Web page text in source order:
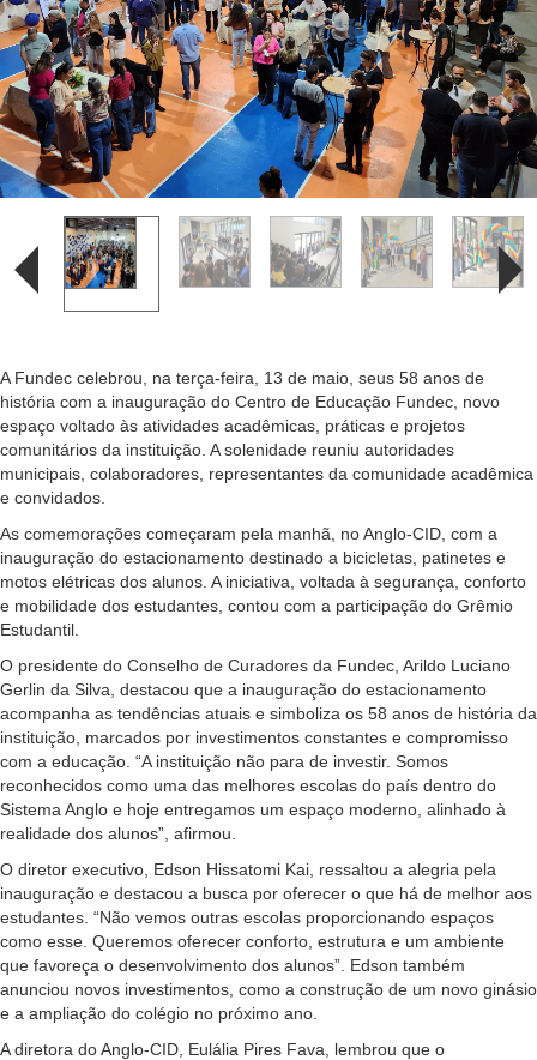
A Fundec celebrou, na terça-feira, 13 de maio, seus 58 anos de
história com a inauguração do Centro de Educação Fundec, novo
espaço voltado às atividades acadêmicas, práticas e projetos
comunitários da instituição. A solenidade reuniu autoridades
municipais, colaboradores, representantes da comunidade acadêmica
e convidados.
As comemorações começaram pela manhã, no Anglo-CID, com a
inauguração do estacionamento destinado a bicicletas, patinetes e
motos elétricas dos alunos. A iniciativa, voltada à segurança, conforto
e mobilidade dos estudantes, contou com a participação do Grêmio
Estudantil.
O presidente do Conselho de Curadores da Fundec, Arildo Luciano
Gerlin da Silva, destacou que a inauguração do estacionamento
acompanha as tendências atuais e simboliza os 58 anos de história da
instituição, marcados por investimentos constantes e compromisso
com a educação. “A instituição não para de investir. Somos
reconhecidos como uma das melhores escolas do país dentro do
Sistema Anglo e hoje entregamos um espaço moderno, alinhado à
realidade dos alunos”, afirmou.
O diretor executivo, Edson Hissatomi Kai, ressaltou a alegria pela
inauguração e destacou a busca por oferecer o que há de melhor aos
estudantes. “Não vemos outras escolas proporcionando espaços
como esse. Queremos oferecer conforto, estrutura e um ambiente
que favoreça o desenvolvimento dos alunos”. Edson também
anunciou novos investimentos, como a construção de um novo ginásio
e a ampliação do colégio no próximo ano.
A diretora do Anglo-CID, Eulália Pires Fava, lembrou que o